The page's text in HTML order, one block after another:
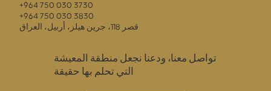
+964 750 030 3730
+964 750 030 3830
قصر 118، جرين هيلز، أربيل، العراق
تواصل معنا، ودعنا نجعل منطقة المعيشة
التي تحلم بها حقيقة